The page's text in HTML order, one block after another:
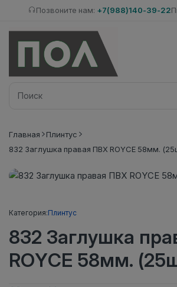
Позвоните нам: +7(988)140-39-22
Главная
Плинтус
832 Заглушка правая ПВХ ROYCE 58мм.
Категория:Плинтус
832 Заглушка
ROYCE 58мм.